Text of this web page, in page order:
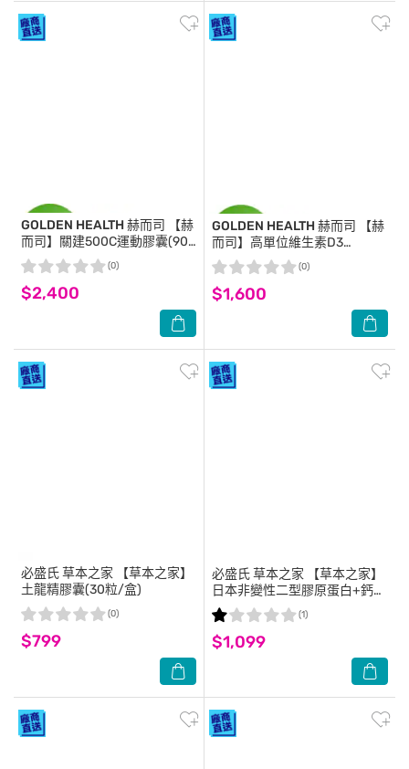
GOLDEN HEALTH 赫而司
【赫
而司】關建500C運動膠囊(90
顆x2罐)葡萄糖胺軟骨素+專利
C3C高濃縮95%薑黃素胡椒鹼
靈活有感更勝UC-II
$2,400
(0)
GOLDEN HEALTH 赫而司
【赫
而司】高單位維生素D3
800IU(90錠*2罐)瑞士DSM原
廠陽光多多非活性D
$1,600
(0)
必盛氏 草本之家 【草本之家】
土龍精膠囊(30粒/盒)
$799
(0)
必盛氏 草本之家 【草本之家】
日本非變性二型膠原蛋白+鈣
(30粒/盒)
$1,099
(1)